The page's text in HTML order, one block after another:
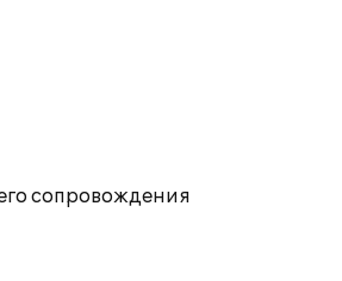
сопровождения